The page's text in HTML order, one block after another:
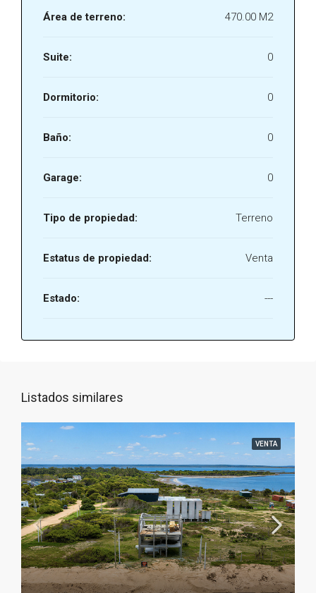
Área de terreno: 470.00 M2
Suite: 0
Dormitorio: 0
Baño: 0
Garage: 0
Tipo de propiedad: Terreno
Estatus de propiedad: Venta
Estado: ---
Listados similares
VENTA